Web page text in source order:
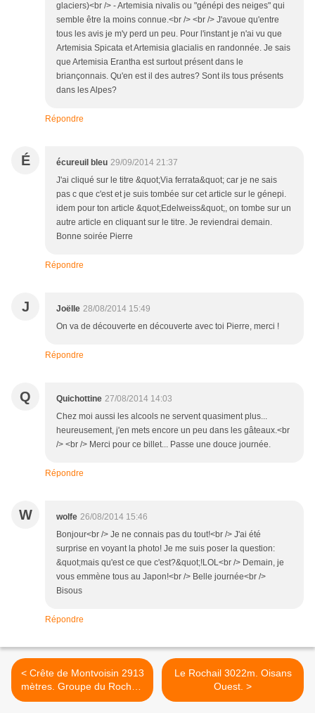
glaciers)<br /> - Artemisia nivalis ou "génépi des neiges" qui
semble être la moins connue.<br /> <br /> J'avoue qu'entre
tous les avis je m'y perd un peu. Pour l'instant je n'ai vu que
Artemisia Spicata et Artemisia glacialis en randonnée. Je sais
que Artemisia Erantha est surtout présent dans le
briançonnais. Qu'en est il des autres? Sont ils tous présents
dans les Alpes?
Répondre
É écureuil bleu 29/09/2014 21:37
J'ai cliqué sur le titre &quot;Via ferrata&quot; car je ne sais
pas c que c'est et je suis tombée sur cet article sur le génepi.
idem pour ton article &quot;Edelweiss&quot;, on tombe sur un
autre article en cliquant sur le titre. Je reviendrai demain.
Bonne soirée Pierre
Répondre
J Joëlle 28/08/2014 15:49
On va de découverte en découverte avec toi Pierre, merci !
Répondre
Q Quichottine 27/08/2014 14:03
Chez moi aussi les alcools ne servent quasiment plus...
heureusement, j'en mets encore un peu dans les gâteaux.<br
/> <br /> Merci pour ce billet... Passe une douce journée.
Répondre
W wolfe 26/08/2014 15:46
Bonjour<br /> Je ne connais pas du tout!<br /> J'ai été
surprise en voyant la photo! Je me suis poser la question:
&quot;mais qu'est ce que c'est?&quot;!LOL<br /> Demain, je
vous emmène tous au Japon!<br /> Belle journée<br />
Bisous
Répondre
< Crête de Montvoisin 2913
mètres. Groupe du Rochail.
Oisans ouest.
Le Rochail 3022m. Oisans
Ouest. >